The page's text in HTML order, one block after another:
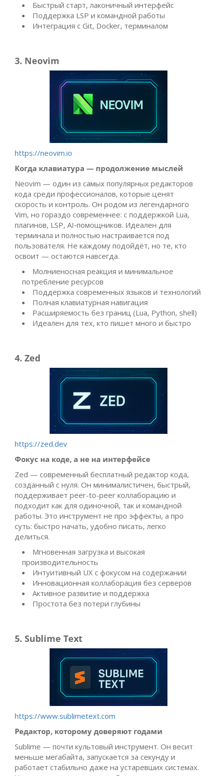
Быстрый старт, лаконичный интерфейс
Поддержка LSP и командной работы
Интеграция с Git, Docker, терминалом
3. Neovim
https://neovim.io
Когда клавиатура — продолжение мыслей
Neovim — один из самых популярных редакторов
кода среди профессионалов, которые ценят
скорость и контроль. Он родом из легендарного
Vim, но гораздо современнее: с поддержкой Lua,
плагинов, LSP, AI‑помощников. Идеален для
терминала и полностью настраивается под
пользователя. Не каждому подойдёт, но те, кто
освоит — остаются навсегда.
Молниеносная реакция и минимальное
потребление ресурсов
Поддержка современных языков и технологий
Полная клавиатурная навигация
Расширяемость без границ (Lua, Python, shell)
Идеален для тех, кто пишет много и быстро
4. Zed
https://zed.dev
Фокус на коде, а не на интерфейсе
Zed — современный бесплатный редактор кода,
созданный с нуля. Он минималистичен, быстрый,
поддерживает peer-to-peer коллаборацию и
подходит как для одиночной, так и командной
работы. Это инструмент не про эффекты, а про
суть: быстро начать, удобно писать, легко
делиться.
Мгновенная загрузка и высокая
производительность
Интуитивный UX с фокусом на содержании
Инновационная коллаборация без серверов
Активное развитие и поддержка
Простота без потери глубины
5. Sublime Text
https://www.sublimetext.com
Редактор, которому доверяют годами
Sublime — почти культовый инструмент. Он весит
меньше мегабайта, запускается за секунду и
работает стабильно даже на устаревших системах.